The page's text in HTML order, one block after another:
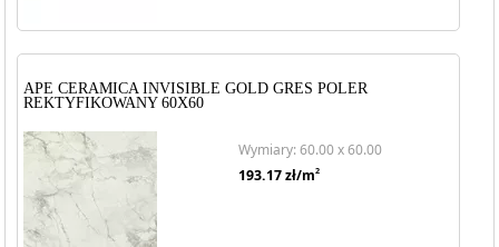
APE CERAMICA INVISIBLE GOLD GRES POLER
REKTYFIKOWANY 60X60
Wymiary: 60.00 x 60.00
193.17zł/m2